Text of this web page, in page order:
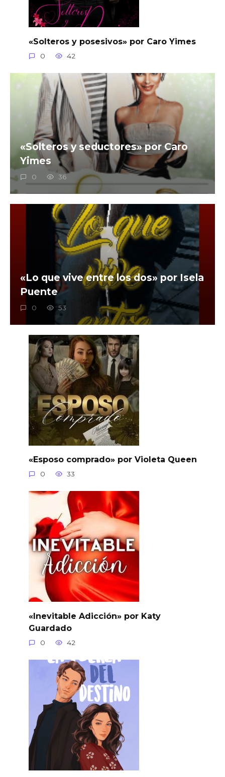
«Solteros y posesivos» por Caro Yimes
0 42
«Solteros y seductores» por Caro
Yimes
0 36
«Lo que vive entre los dos» por Isela
Puente
0 53
«Esposo comprado» por Violeta Queen
0 33
«Inevitable Adicción» por Katy
Guardado
0 42